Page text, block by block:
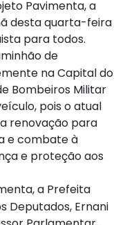
Pavimenta, a
desta quarta-feira
para todos.
de
na Capital do
Bombeiros Militar
pois o atual
renovação para
e combate à
e proteção aos
a Prefeita
Deputados, Ernani